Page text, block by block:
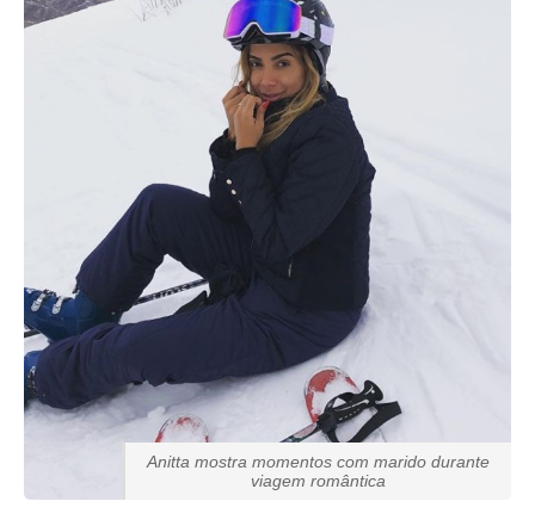
Anitta mostra momentos com marido durante
viagem romântica